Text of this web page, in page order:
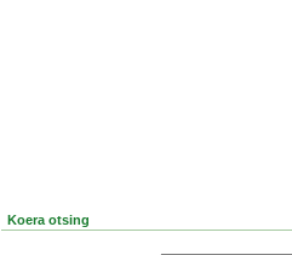
Koera otsing